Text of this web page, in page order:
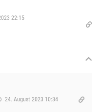
22:15
24. August 2023 10:34